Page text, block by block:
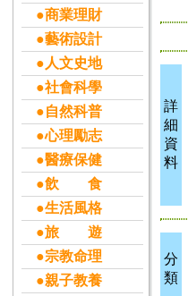
●商業理財
●藝術設計
●人文史地
●社會科學
●自然科普
●心理勵志
●醫療保健
●飲 食
●生活風格
●旅 遊
●宗教命理
●親子教養
詳
細
資
料
分
類